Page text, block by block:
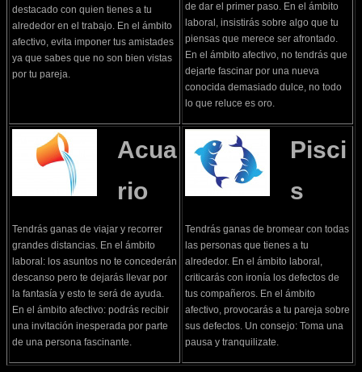
destacado con quien tienes a tu
alrededor en el trabajo. En el ámbito
afectivo, evita imponer tus amistades
ya que sabes que no son bien vistas
por tu pareja.
de dar el primer paso. En el ámbito
laboral, insistirás sobre algo que tu
piensas que merece ser afrontado.
En el ámbito afectivo, no tendrás que
dejarte fascinar por una nueva
conocida demasiado dulce, no todo
lo que reluce es oro.
Acua
rio
Tendrás ganas de viajar y recorrer
grandes distancias. En el ámbito
laboral: los asuntos no te concederán
descanso pero te dejarás llevar por
la fantasía y esto te será de ayuda.
En el ámbito afectivo: podrás recibir
una invitación inesperada por parte
de una persona fascinante.
Pisci
s
Tendrás ganas de bromear con todas
las personas que tienes a tu
alrededor. En el ámbito laboral,
criticarás con ironía los defectos de
tus compañeros. En el ámbito
afectivo, provocarás a tu pareja sobre
sus defectos. Un consejo: Toma una
pausa y tranquilizate.